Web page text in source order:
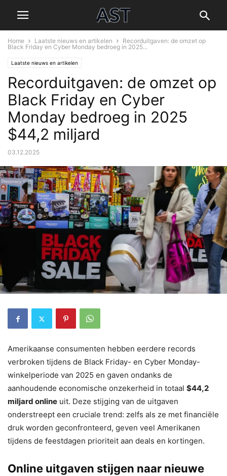
Home Laatste nieuws en artikelen
Recorduitgaven: de omzet op
Black Friday en Cyber Monday bedroeg in 2025...
Laatste nieuws en artikelen
Recorduitgaven: de omzet op
Black Friday en Cyber
Monday bedroeg in 2025
$44,2 miljard
03.12.2025
Amerikaanse consumenten hebben eerdere records
verbroken tijdens de Black Friday- en Cyber Monday-
winkelperiode van 2025 en gaven ondanks de
aanhoudende economische onzekerheid in totaal $44,2
miljard online uit. Deze stijging van de uitgaven
onderstreept een cruciale trend: zelfs als ze met financiële
druk worden geconfronteerd, geven veel Amerikanen
tijdens de feestdagen prioriteit aan deals en kortingen.
Online uitgaven stijgen naar nieuwe